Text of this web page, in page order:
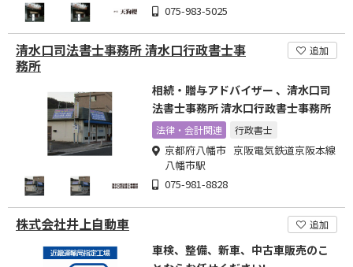
075-983-5025
清水口司法書士事務所 清水口行政書士事
務所
追加
相続・贈与アドバイザー 、清水口司
法書士事務所 清水口行政書士事務所
法律・会計関連 行政書士
京都府八幡市 京阪電気鉄道京阪本線
八幡市駅
075-981-8828
株式会社井上自動車 追加
車検、整備、新車、中古車販売のこ